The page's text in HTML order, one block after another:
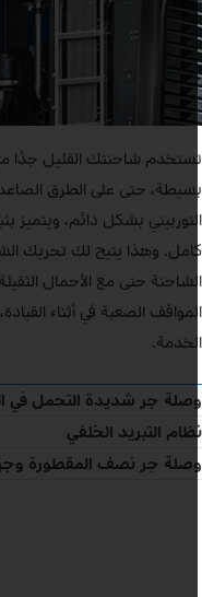
شاحنتك القليل جدًا من
حتى على الطرق
بشكل دائم، ويتميز
وهذا يتيح لك تحريك
حتى مع الأحمال
الصعبة في أثناء
جر شديدة التحمل في
التبريد الخلفي
جر نصف المقطورة